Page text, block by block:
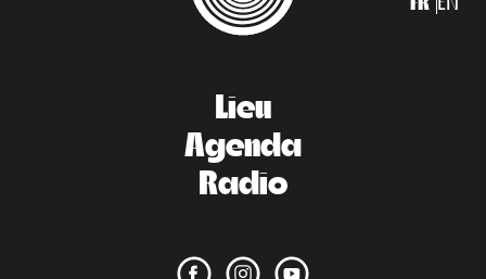
Lieu
Agenda
Radio